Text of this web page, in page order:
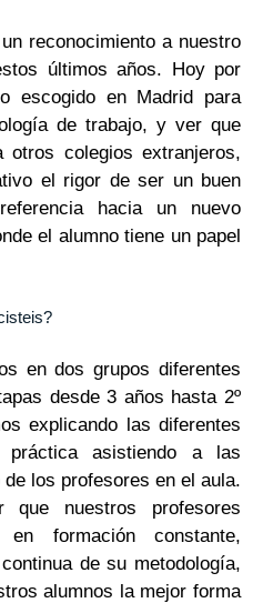
reconocimiento a nuestro
últimos años. Hoy por
escogido en Madrid para
de trabajo, y ver que
otros colegios extranjeros,
el rigor de ser un buen
hacia un nuevo
el alumno tiene un papel
en dos grupos diferentes
desde 3 años hasta 2º
explicando las diferentes
práctica asistiendo a las
los profesores en el aula.
que nuestros profesores
formación constante,
de su metodología,
alumnos la mejor forma